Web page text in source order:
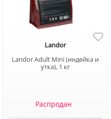
Landor
Landor Adult Mini (индейка и
утка), 1 кг
Распродан